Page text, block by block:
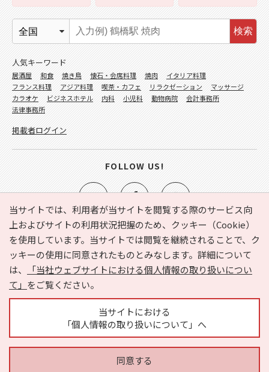
当サイトでは、利用者が当サイトを閲覧する際のサービス向
上およびサイトの利用状況把握のため、クッキー（Cookie）
を使用しています。当サイトでは閲覧を継続されることで、ク
ッキーの使用に同意されたものとみなします。詳細について
は、
「当社ウェブサイトにおける個人情報の取り扱いについ
て」 をご覧ください。
当サイトにおける
「個人情報の取り扱いについて」へ
同意する
e-NAVITA（イーナビタ）とは？ お気に入り
ヘルプ
利用規約
個人情報の取り扱いについて
運営会社
サイトマップ
広告掲載に関するお問い合わせ
検索
人気キーワード
居酒屋 和食 焼き鳥 懐石・会席料理 焼肉
イタリア料理
フランス料理
アジア料理 喫茶・カフェ リラクゼーション
マッサージ
カラオケ
ビジネスホテル 内科 小児科 動物病院
会計事務所
法律事務所
掲載者ログイン
FOLLOW US!